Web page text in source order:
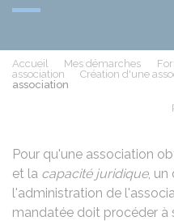
Accueil Mes démarches
association
Création d'une
association
Pour qu'une association
et la capacité juridique, un
l'administration de
mandatée doit procéder à